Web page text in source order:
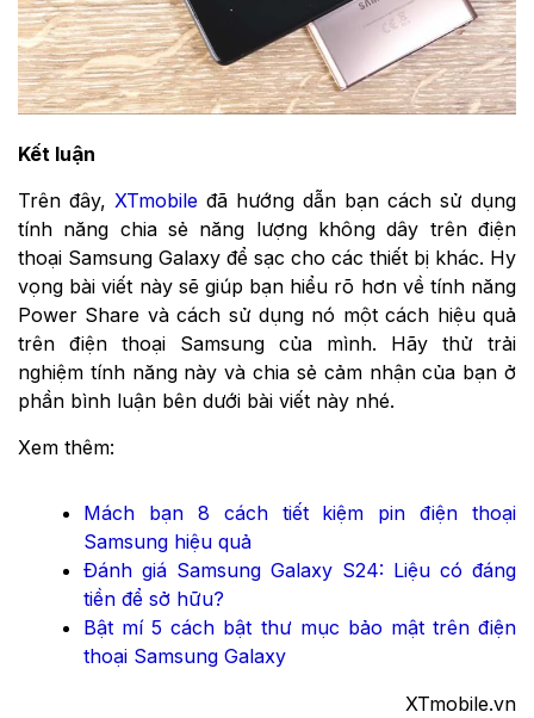
Kết luận
Trên đây, XTmobile đã hướng dẫn bạn cách sử dụng
tính năng chia sẻ năng lượng không dây trên điện
thoại Samsung Galaxy để sạc cho các thiết bị khác. Hy
vọng bài viết này sẽ giúp bạn hiểu rõ hơn về tính năng
Power Share và cách sử dụng nó một cách hiệu quả
trên điện thoại Samsung của mình. Hãy thử trải
nghiệm tính năng này và chia sẻ cảm nhận của bạn ở
phần bình luận bên dưới bài viết này nhé.
Xem thêm:
Mách bạn 8 cách tiết kiệm pin điện thoại
Samsung hiệu quả
Đánh giá Samsung Galaxy S24: Liệu có đáng
tiền để sở hữu?
Bật mí 5 cách bật thư mục bảo mật trên điện
thoại Samsung Galaxy
XTmobile.vn